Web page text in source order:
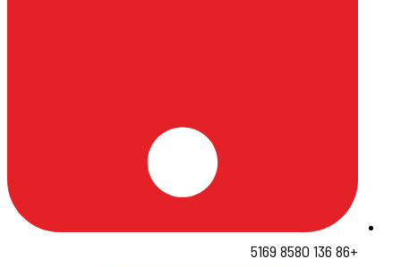
+86 136 8580 5169